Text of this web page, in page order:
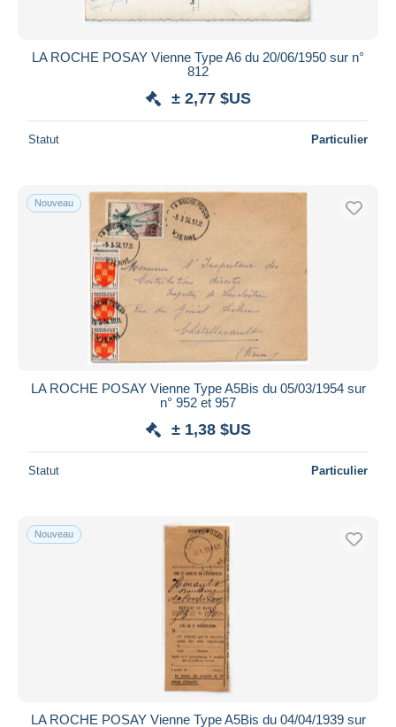
LA ROCHE POSAY Vienne Type A6 du 20/06/1950 sur n°
812
± 2,77 $US
Statut Particulier
Nouveau
LA ROCHE POSAY Vienne Type A5Bis du 05/03/1954 sur
n° 952 et 957
± 1,38 $US
Statut Particulier
Nouveau
LA ROCHE POSAY Vienne Type A5Bis du 04/04/1939 sur